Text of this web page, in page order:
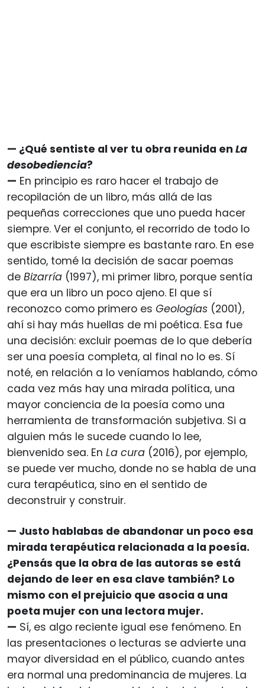
— ¿Qué sentiste al ver tu obra reunida en La
desobediencia?
— En principio es raro hacer el trabajo de
recopilación de un libro, más allá de las
pequeñas correcciones que uno pueda hacer
siempre. Ver el conjunto, el recorrido de todo lo
que escribiste siempre es bastante raro. En ese
sentido, tomé la decisión de sacar poemas
de Bizarría (1997), mi primer libro, porque sentía
que era un libro un poco ajeno. El que sí
reconozco como primero es Geologías (2001),
ahí si hay más huellas de mi poética. Esa fue
una decisión: excluir poemas de lo que debería
ser una poesía completa, al final no lo es. Sí
noté, en relación a lo veníamos hablando, cómo
cada vez más hay una mirada política, una
mayor conciencia de la poesía como una
herramienta de transformación subjetiva. Si a
alguien más le sucede cuando lo lee,
bienvenido sea. En La cura (2016), por ejemplo,
se puede ver mucho, donde no se habla de una
cura terapéutica, sino en el sentido de
deconstruir y construir.
— Justo hablabas de abandonar un poco esa
mirada terapéutica relacionada a la poesía.
¿Pensás que la obra de las autoras se está
dejando de leer en esa clave también? Lo
mismo con el prejuicio que asocia a una
poeta mujer con una lectora mujer.
— Sí, es algo reciente igual ese fenómeno. En
las presentaciones o lecturas se advierte una
mayor diversidad en el público, cuando antes
era normal una predominancia de mujeres. La